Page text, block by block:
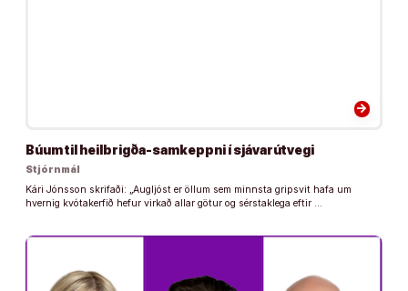
arrow_forward
Búum til heilbrigða-samkeppni í sjávarútvegi
Stjórnmál
Kári Jónsson skrifaði: „Augljóst er öllum sem minnsta gripsvit hafa um
hvernig kvótakerfið hefur virkað allar götur og sérstaklega eftir …